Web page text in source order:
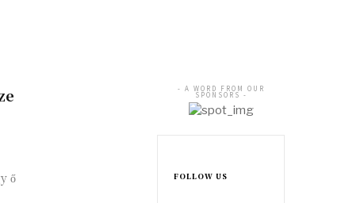
ő
- A WORD FROM OUR
SPONSORS -
FOLLOW US